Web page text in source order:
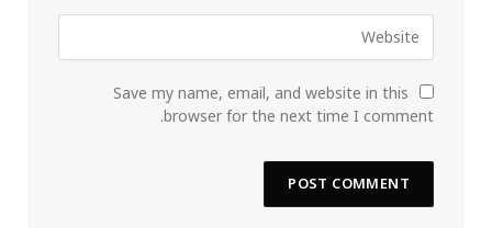
Save my name, email, and website in this
browser for the next time I comment.